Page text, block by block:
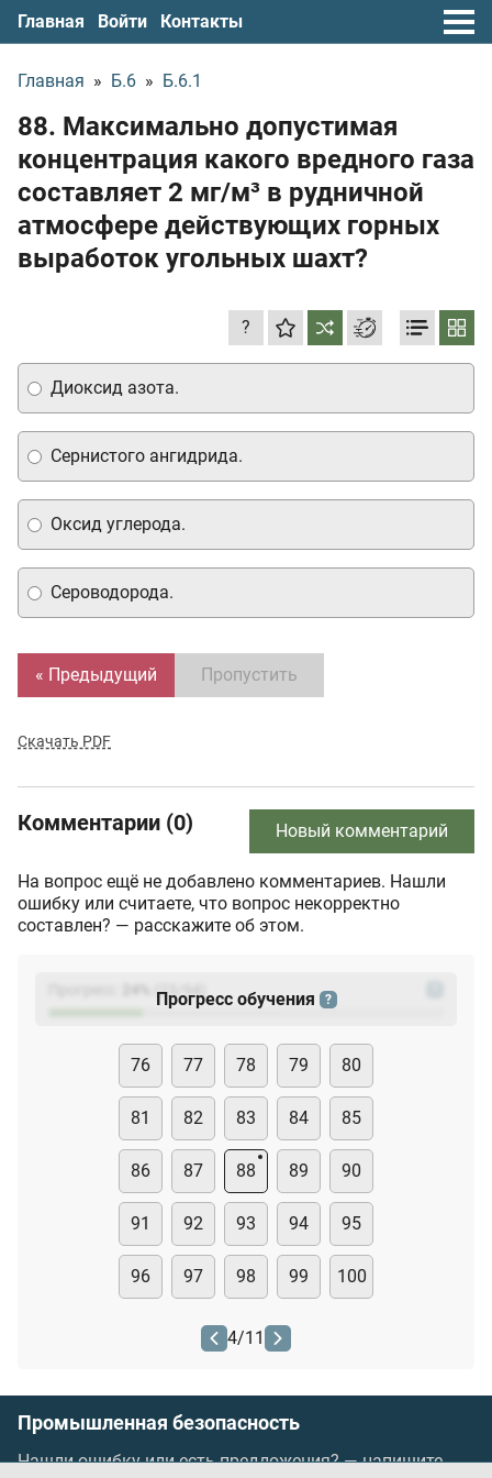
Главная Войти Контакты
Главная » Б.6 » Б.6.1
88. Максимально допустимая
концентрация какого вредного газа
составляет 2 мг/м³ в рудничной
атмосфере действующих горных
выработок угольных шахт?
?
Сероводорода.
Сернистого ангидрида.
Оксид углерода.
Диоксид азота.
« Предыдущий Пропустить
Скачать PDF
Комментарии (0) Новый комментарий
На вопрос ещё не добавлено комментариев. Нашли
ошибку или считаете, что вопрос некорректно
составлен? — расскажите об этом.
(23
Прогресс обучения ?
76 77 78 79 80
81 82 83 84 85
86 87 88 89 90
91 92 93 94 95
96 97 98 99 100
4/11
Промышленная безопасность
Нашли ошибку или есть предложения? —напишите